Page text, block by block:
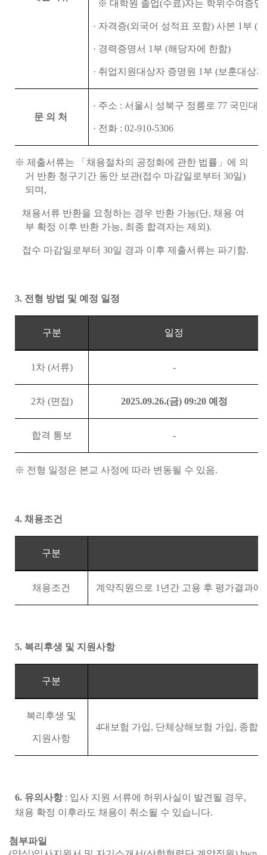
※ 대학원 졸업(수료)자는 학위수여증명
· 자격증(외국어 성적표 포함) 사본 1 부 (
· 경력증명서 1 부 (해당자에 한함)
· 취업지원대상자 증명원 1 부 (보훈대상
문 의 처
· 주소 : 서울시 성북구 정릉로 77 국민대
· 전화 : 02-910-5306
※ 제출서류는 「 채용절차의 공정화에 관한 법률 」 에 의
거 반환 청구기간 동안 보관(접수 마감일로부터30일)
되며 ,
채용서류 반환을 요청하는 경우 반환 가능(단, 채용 여
부 확정 이후 반환 가능, 최종 합격자는 제외).
접수 마감일로부터 30일 경과 이후 제출서류는 파기함.
3. 전형 방법 및 예정 일정
구분 일정
1 차 (서류) -
2차 (면접) 2025.09.26.(금) 09:20 예정
합격 통보 -
※ 전형 일정은 본교 사정에 따라 변동될 수 있음.
4. 채용조건
구분
채용조건 계약직원으로 1 년간 고용 후 평가결과
5. 복리후생 및 지원사항
구분
복리후생 및
지원사항
4대보험 가입, 단체상해보험 가입, 종합
6. 유의사항: 입사 지원 서류에 허위사실이 발견될 경우,
채용 확정 이후라도 채용이 취소될 수 있습니다.
첨부파일